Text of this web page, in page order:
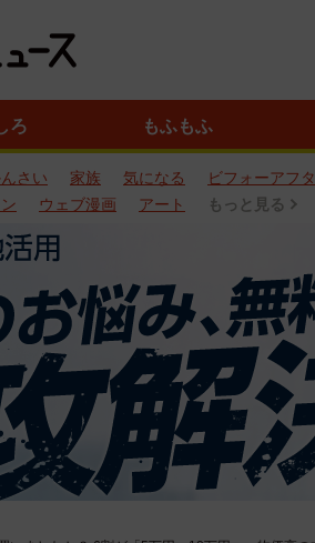
ろ もふもふ
さい 家族 気になる ビフォーアフ
ウェブ漫画 アート もっと見る